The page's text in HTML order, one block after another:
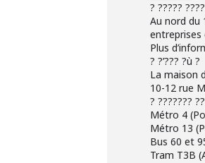
? ?????
Au nord du
entreprises
Plus
? ?’??? ?ù ?
La maison
10-12 rue
? ???????
Métro 4
Métro 13
Bus 60 et
Tram T3B